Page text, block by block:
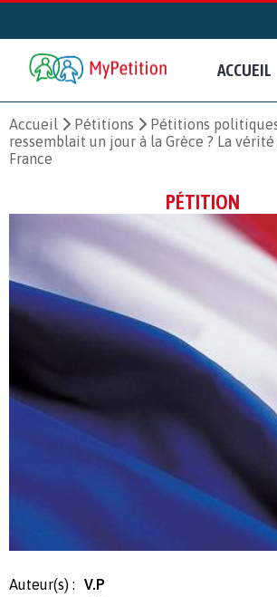
ACCUEIL
Accueil Pétitions Pétitions
ressemblait un jour à la Grèce ? La
France
PÉTITION
Auteur(s) :
V.P